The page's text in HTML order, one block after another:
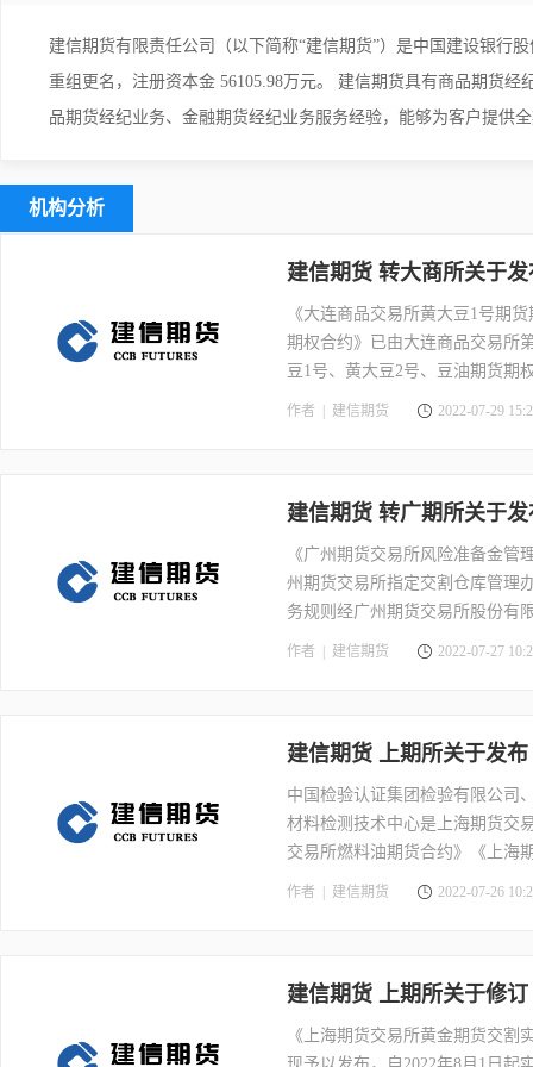
建信期货有限责任公司（以下简称“建信期货”）是中国建设银行
重组更名，注册资本金 56105.98万元。 建信期货具有商品期货
品期货经纪业务、金融期货经纪业务服务经验，能够为客户提供
机构分析
建信期货 转大商所关于
《大连商品交易所黄大豆1号期
期权合约》已由大连商品交易所
豆1号、黄大豆2号、豆油期货期
作者 | 建信期货 2022-07-29
建信期货 转广期所关于
《广州期货交易所风险准备金
州期货交易所指定交割仓库管理
务规则经广州期货交易所股份有
作者 | 建信期货 2022-07-27
建信期货 上期所关于发
中国检验认证集团检验有限公司
材料检测技术中心是上海期货交
交易所燃料油期货合约》《上海
燃料油期货指定检验机构联合制
作者 | 建信期货 2022-07-26
建信期货 上期所关于修
《上海期货交易所黄金期货交